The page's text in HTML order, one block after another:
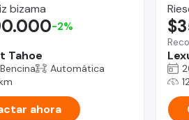
bizama
Tahoe
-2%
Bencina
Automática
ahora